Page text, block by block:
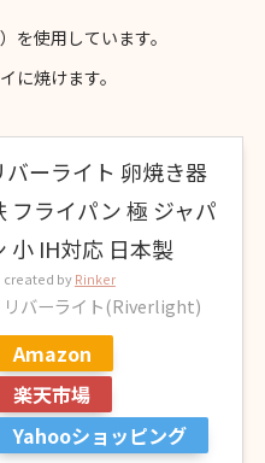
を使用しています。
に焼けます。
バーライト 卵焼き器
フライパン 極 ジャパ
小 IH対応 日本製
created by Rinker
リバーライト(Riverlight)
Amazon
楽天市場
Yahooショッピング